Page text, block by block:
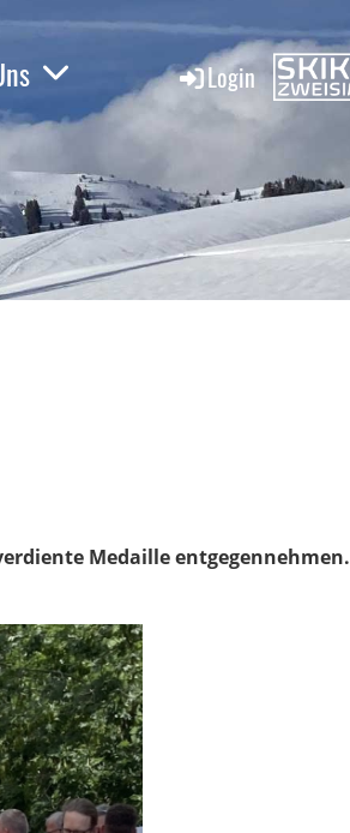
Login
Medaille entgegennehmen.